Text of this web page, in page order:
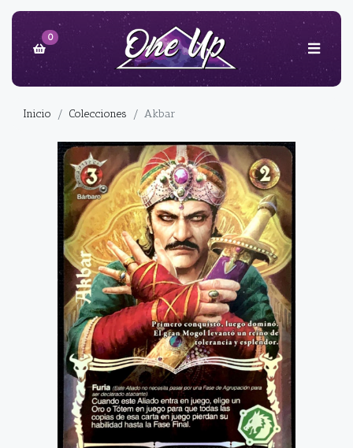
0
Inicio Colecciones Akbar